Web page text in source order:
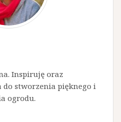
Inspiruję oraz
stworzenia pięknego i
ogrodu.